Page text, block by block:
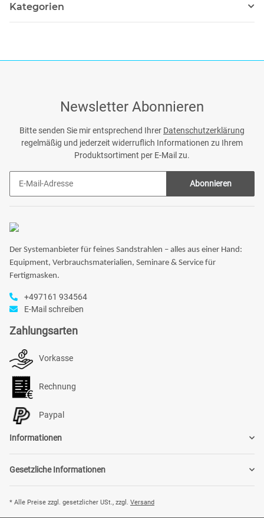
Kategorien
Newsletter Abonnieren
Bitte senden Sie mir entsprechend Ihrer Datenschutzerklärung
regelmäßig und jederzeit widerruflich Informationen zu Ihrem
Produktsortiment per E-Mail zu.
Abonnieren
Der Systemanbieter für feines Sandstrahlen – alles aus einer Hand:
Equipment, Verbrauchsmaterialien, Seminare & Service für
Fertigmasken.
+497161 934564
E-Mail schreiben
Zahlungsarten
Vorkasse
Rechnung
Paypal
Informationen
Gesetzliche Informationen
* Alle Preise zzgl. gesetzlicher USt., zzgl. Versand